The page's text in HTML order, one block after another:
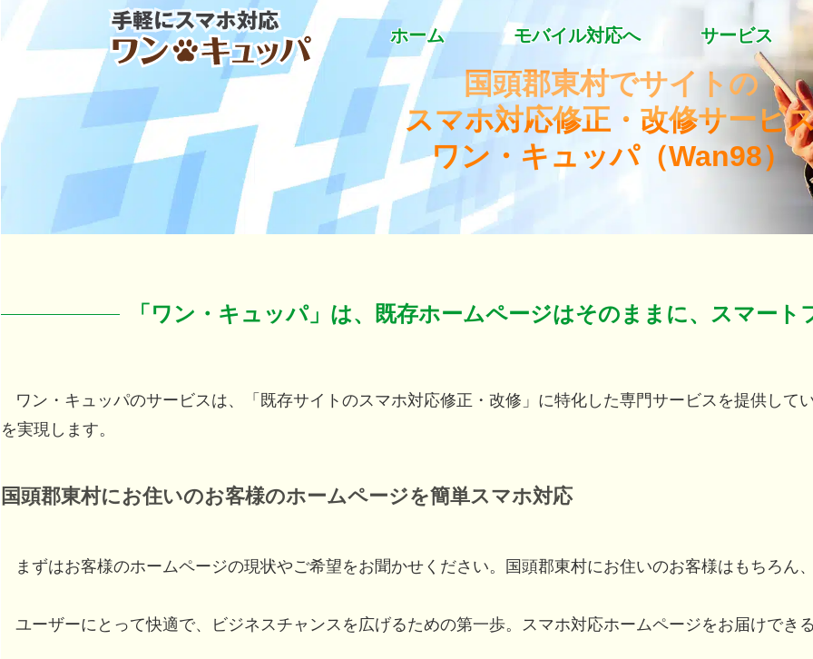
「ワン・キュッパ」で手軽にスマホ対応
ホーム モバイル対応へ サービス
国頭郡東村でサイトの
スマホ対応修正・改修サービ
ワン・キュッパ（Wan98）
「ワン・キュッパ」は、既存ホームページはそのままに、スマート
ワン・キュッパのサービスは、「既存サイトのスマホ対応修正・改修」に特化した専門サービスを提供して
を実現します。
国頭郡東村にお住いのお客様のホームページを簡単スマホ対応
まずはお客様のホームページの現状やご希望をお聞かせください。 国頭郡東村にお住いのお客様はもちろん
ユーザーにとって快適で、ビジネスチャンスを広げるための第一歩。スマホ対応ホームページをお届けでき